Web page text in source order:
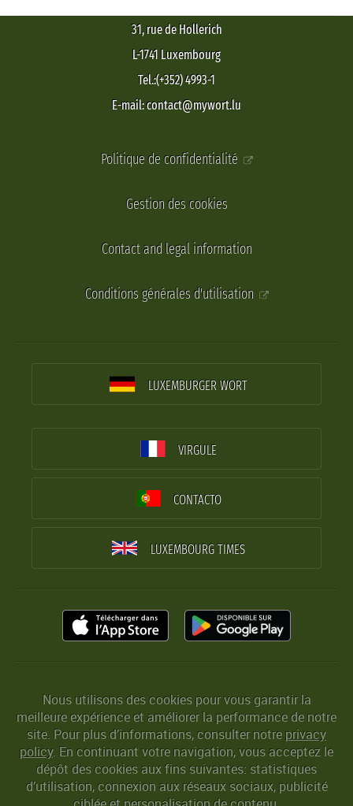
31, rue de Hollerich
L-1741 Luxembourg
Tel.:(+352) 4993-1
E-mail: contact@mywort.lu
Politique de confidentialité
Gestion des cookies
Contact and legal information
Conditions générales d'utilisation
LUXEMBURGER WORT
VIRGULE
CONTACTO
LUXEMBOURG TIMES
Nous utilisons des cookies pour vous garantir la
meilleure expérience et améliorer la performance de notre
site. Pour plus d’informations, consulter notreprivacy
policy. En continuant votre navigation, vous acceptez le
dépôt des cookies aux fins suivantes: statistiques
d’utilisation, connexion aux réseaux sociaux, publicité